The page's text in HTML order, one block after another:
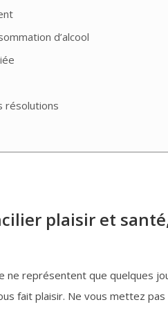
d’alcool
résolutions
plaisir et
ne représentent que quelques
fait plaisir. Ne vous mettez